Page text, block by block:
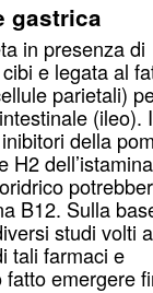
gastrica
in presenza di
e legata al
parietali)
(ileo).
della
H2
B12. Sulla
studi volti
tali farmaci e
fatto emergere